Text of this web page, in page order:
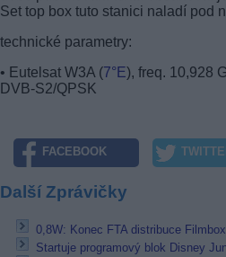
Set top box tuto stanici naladí pod
technické parametry:
• Eutelsat W3A (7°E), freq. 10,928
DVB-S2/QPSK
FACEBOOK
Další Zprávičky
0,8W: Konec FTA distribuce
Startuje programový blok Disney